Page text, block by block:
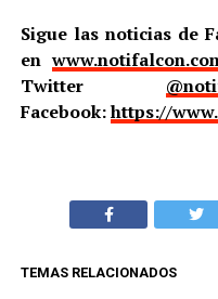
Sigue las noticias de
en
Twitter
Facebook:https://
TEMAS RELACIONADOS